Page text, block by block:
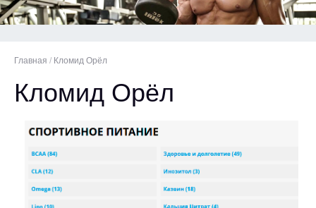
Главная / Кломид Орёл
Кломид Орёл